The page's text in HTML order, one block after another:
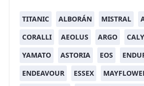
TITANIC ALBORÁN MISTRAL
CORALLI
AEOLUS ARGO
YAMATO
ASTORIA EOS
ENDEAVOUR
ESSEX